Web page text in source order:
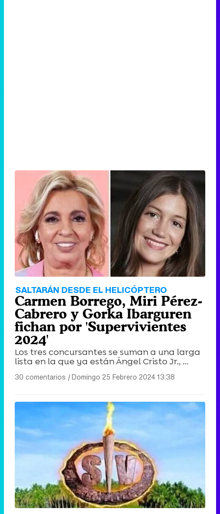
SALTARÁN DESDE EL HELICÓPTERO
Carmen Borrego, Miri Pérez-
Cabrero y Gorka Ibarguren
fichan por 'Supervivientes
2024'
Los tres concursantes se suman a una larga
lista en la que ya están Ángel Cristo Jr., ...
30 comentarios |Domingo 25 Febrero 2024 13:38